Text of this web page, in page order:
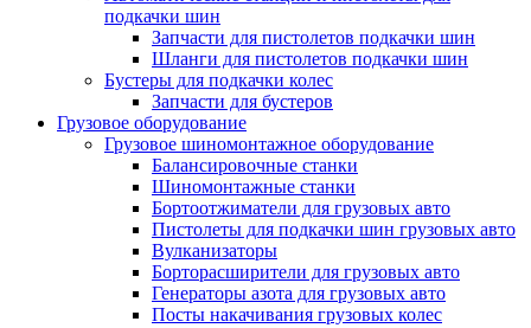
подкачки шин
Запчасти для пистолетов подкачки шин
Шланги для пистолетов подкачки шин
Бустеры для подкачки колес
Запчасти для бустеров
Грузовое оборудование
Грузовое шиномонтажное оборудование
Балансировочные станки
Шиномонтажные станки
Бортоотжиматели для грузовых авто
Пистолеты для подкачки шин грузовых авто
Вулканизаторы
Борторасширители для грузовых авто
Генераторы азота для грузовых авто
Посты накачивания грузовых колес